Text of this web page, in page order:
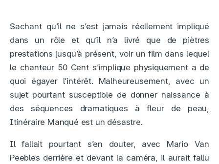
Sachant qu’il ne s’est jamais réellement impliqué
dans un rôle et qu’il n’a livré que de piètres
prestations jusqu’à présent, voir un film dans lequel
le chanteur 50 Cent s’implique physiquement a de
quoi égayer l’intérêt. Malheureusement, avec un
sujet pourtant susceptible de donner naissance à
des séquences dramatiques à fleur de peau,
Itinéraire Manqué est un désastre.
Il fallait pourtant s’en douter, avec Mario Van
Peebles derrière et devant la caméra, il aurait fallu